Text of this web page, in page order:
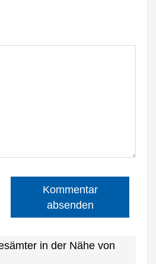
Kommentar
absenden
in der Nähe von